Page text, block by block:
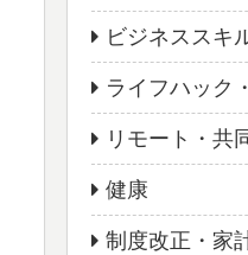
ビジネススキ
ライフハック
リモート・共
健康
制度改正・家